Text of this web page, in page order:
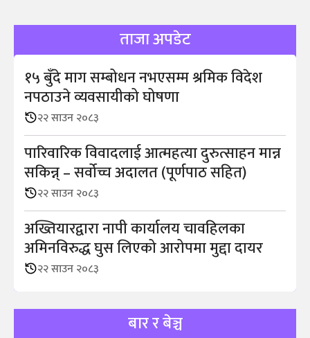
ताजा अपडेट
१५ बुँदे माग सम्बोधन नभएसम्म श्रमिक विदेश
नपठाउने व्यवसायीको घोषणा
२२ साउन २०८३
पारिवारिक विवादलाई आत्महत्या दुरुत्साहन मान्न
सकिन्न् – सर्वोच्च अदालत (पूर्णपाठ सहित)
२२ साउन २०८३
अख्तियारद्वारा नापी कार्यालय चावहिलका
अमिनविरुद्ध घुस लिएको आरोपमा मुद्दा दायर
२२ साउन २०८३
बार र बेञ्च